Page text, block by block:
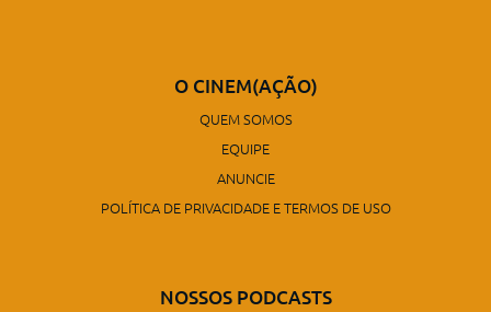
O CINEM(AÇÃO)
QUEM SOMOS
EQUIPE
ANUNCIE
POLÍTICA DE PRIVACIDADE E TERMOS DE USO
NOSSOS PODCASTS